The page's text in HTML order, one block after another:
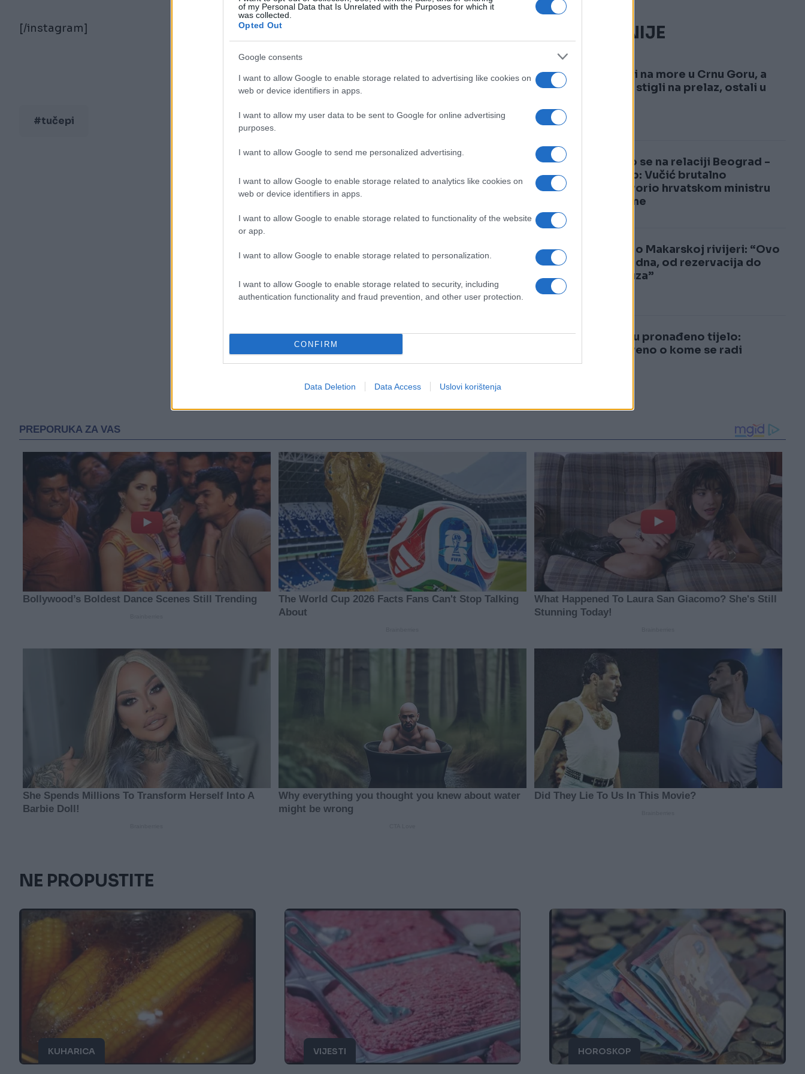
of my Personal Data that Is Unrelated with the Purposes for which it
was collected.
Opted Out
Google consents
I want to allow Google to enable storage related to advertising like cookies on
web or device identifiers in apps.
I want to allow my user data to be sent to Google for online advertising
purposes.
I want to allow Google to send me personalized advertising.
I want to allow Google to enable storage related to analytics like cookies on
web or device identifiers in apps.
I want to allow Google to enable storage related to functionality of the website
or app.
I want to allow Google to enable storage related to personalization.
I want to allow Google to enable storage related to security, including
authentication functionality and fraud prevention, and other user protection.
CONFIRM
Data Deletion Data Access Uslovi korištenja
[/instagram]
#tučepi
NAJČITANIJE
1
Krenuli na more u Crnu Goru, a
kad su stigli na prelaz, ostali u
2
Usijalo se na relaciji Beograd -
Zagreb: Vučić brutalno
odgovorio hrvatskom ministru
odbrane
3
Turisti o Makarskoj rivijeri: “Ovo
je dno dna, od rezervacija do
kukuruza”
4
U moru pronađeno tijelo:
Otkriveno o kome se radi
NE PROPUSTITE
KUHARICA VIJESTI HOROSKOP